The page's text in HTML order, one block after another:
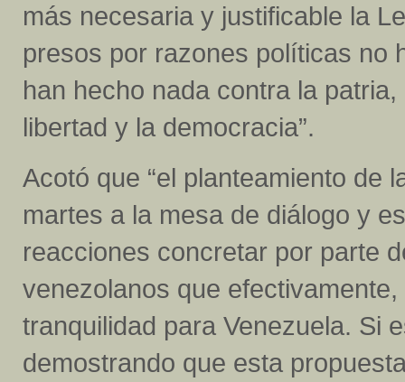
más necesaria y justificable la
presos por razones políticas no
han hecho nada contra la
libertad y la democracia”.
Acotó que “el planteamiento de
martes a la mesa de diálogo y
reacciones concretar por parte
venezolanos que
tranquilidad para Venezuela. Si
demostrando que esta